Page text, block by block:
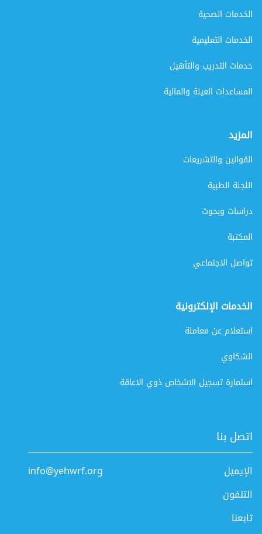
الخدمات الصحية
الخدمات التعليمية
خدمات التدريب والتأهيل
المساعدات العينة والمالية
المزيد
القوانين والتشريعات
اللجنة الطبية
دراسات وبحوث
المكتبة
تواصل الاجتماعي
الخدمات الإلكترونية
استعلام عن معاملة
الشكاوي
استمارة تسجيل الاشخاص ذوي الاعاقة
اتصل بنا
الإيميل
info@yehwrf.org
التلفون
تابعنا